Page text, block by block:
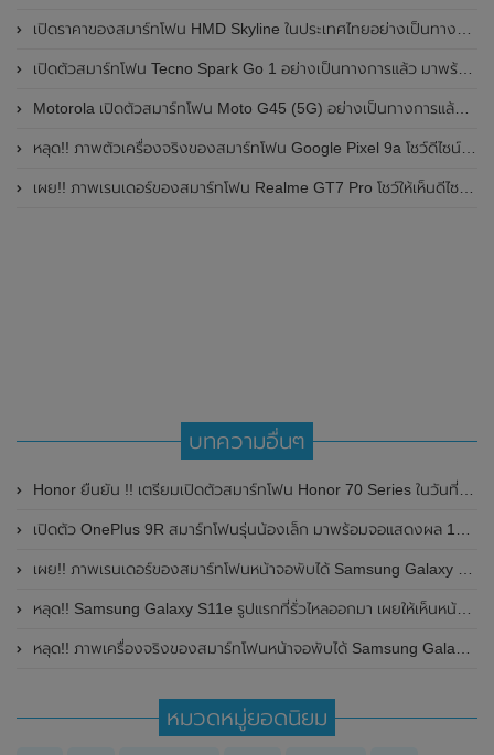
เปิดราคาของสมาร์ทโฟน HMD Skyline ในประเทศไทยอย่างเป็นทางการแล้ว ราคา 14,990 บาท
เปิดตัวสมาร์ทโฟน Tecno Spark Go 1 อย่างเป็นทางการแล้ว มาพร้อมหน้าจอแสดงผล LCD / 120Hz , แบตเตอรี่ 5,000mAh และใช้ชิปเซ็ต Unisoc
Motorola เปิดตัวสมาร์ทโฟน Moto G45 (5G) อย่างเป็นทางการแล้วในอินเดีย
หลุด!! ภาพตัวเครื่องจริงของสมาร์ทโฟน Google Pixel 9a โชว์ดีไซน์ใหม่ กล้องหลังแบนราบ ไม่มีกรอบของกล้องแล้ว
เผย!! ภาพเรนเดอร์ของสมาร์ทโฟน Realme GT7 Pro โชว์ให้เห็นดีไซน์ใหม่ พร้อมเผยรายละเอียดสเปกที่สำคัญบางส่วน
บทความอื่นๆ
Honor ยืนยัน !! เตรียมเปิดตัวสมาร์ทโฟน Honor 70 Series ในวันที่ 30 พฤษภาคม 2022 นี้ พร้อมเผยภาพตัวเครื่องจริง
เปิดตัว OnePlus 9R สมาร์ทโฟนรุ่นน้องเล็ก มาพร้อมจอแสดงผล 120Hz และชิปเซ็ต Qualcomm Snapdragon 870 วางจำหน่ายในประเทศอินเดียเท่านั้น
เผย!! ภาพเรนเดอร์ของสมาร์ทโฟนหน้าจอพับได้ Samsung Galaxy Z Fold 6 โชว์ดีไซน์ของตัวเครื่องทั้งด้านหน้าและด้านหลัง
หลุด!! Samsung Galaxy S11e รูปแรกที่รั่วไหลออกมา เผยให้เห็นหน้าจอโค้งและกล้องสามตัว มีคลิป
หลุด!! ภาพเครื่องจริงของสมาร์ทโฟนหน้าจอพับได้ Samsung Galaxy Z Fold 5 ก่อนเปิดตัวในวันที่ 26 กรกฎาคม 2023 นี้
หมวดหมู่ยอดนิยม